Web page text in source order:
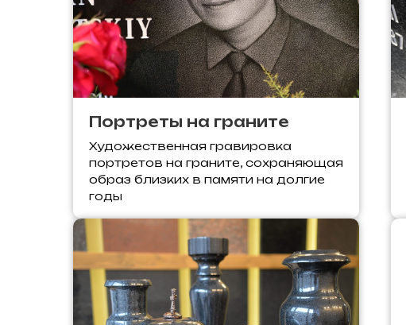
Портреты на граните
Художественная гравировка
портретов на граните, сохраняющая
образ близких в памяти на долгие
годы